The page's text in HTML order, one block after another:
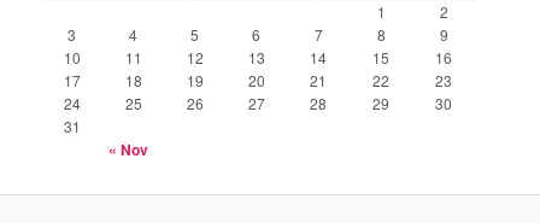
1
2
3
4 5 6 7 8
9
10
11 12 13 14 15
16
17
18 19 20 21 22
23
24
25 26 27 28 29
30
31
« Nov